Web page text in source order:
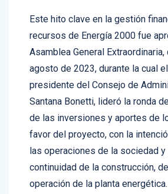
recursos de Energía 2000 fue
Asamblea General Extraordinaria,
agosto de 2023, durante la cual
presidente del Consejo de
Santana Bonetti, lideró la ronda
de las inversiones y aportes de
favor del proyecto, con la
las operaciones de la sociedad y
continuidad de la construcción,
operación de la planta energética.
hecho de que el monto total del